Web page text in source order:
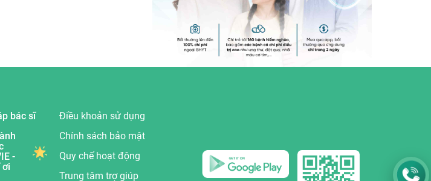
bác sĩ
-
ơi
Điều khoản sử dụng
Chính sách bảo mật
Quy chế hoạt động
Trung tâm trợ giúp